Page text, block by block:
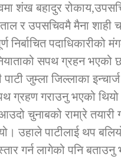
कर्णाली प्रविधि शिक्षालय
सामाजिक बिकास कार्यालय
शंख बहादुर
र उपसचिवमै मैना शाही
निर्बाचित पदाधिकारीको
सपथ ग्रहन
पाटी जुम्ला जिल्लाका
ग्रहण गराउनु भएको
चुनाबको रामा्रे
उहाले पाटीलाई थप
गर्न लागेको पनि